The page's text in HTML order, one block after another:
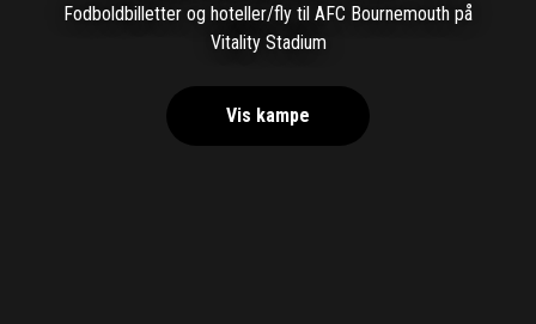
Fodboldbilletter og hoteller/fly til AFC Bournemouth på
Vitality Stadium
Vis kampe